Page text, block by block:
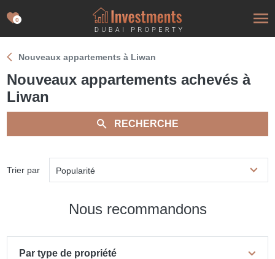
0
Nouveaux appartements à Liwan
Nouveaux appartements achevés à
Liwan
RECHERCHE
Trier par Popularité
Nous recommandons
Par type de propriété